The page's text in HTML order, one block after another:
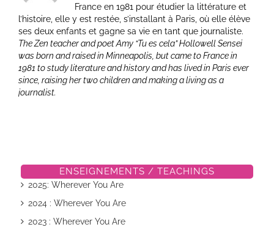
France en 1981 pour étudier la littérature et
l’histoire, elle y est restée, s’installant à Paris, où elle élève
ses deux enfants et gagne sa vie en tant que journaliste.
The Zen teacher and poet Amy “Tu es cela” Hollowell Sensei
was born and raised in Minneapolis, but came to France in
1981 to study literature and history and has lived in Paris ever
since, raising her two children and making a living as a
journalist.
ENSEIGNEMENTS / TEACHINGS
2025: Wherever You Are
2024 : Wherever You Are
2023 : Wherever You Are